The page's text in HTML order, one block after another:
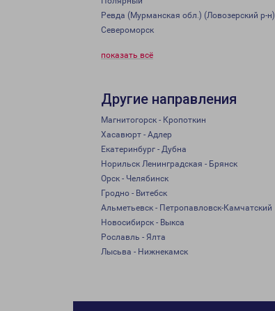
Ревда (Мурманская обл.) (Ловозерский р-н)
Североморск
показать всё
Другие направления
Магнитогорск - Кропоткин
Хасавюрт - Адлер
Екатеринбург - Дубна
Норильск Ленинградская - Брянск
Орск - Челябинск
Гродно - Витебск
Альметьевск - Петропавловск-Камчатский
Новосибирск - Выкса
Рославль - Ялта
Лысьва - Нижнекамск